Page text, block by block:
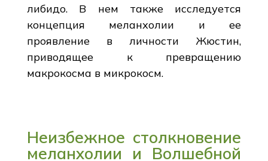
либидо. В нем также исследуется
концепция меланхолии и ее
проявление в личности Жюстин,
приводящее к превращению
макрокосма в микрокосм.
Неизбежное столкновение
меланхолии и Волшебной